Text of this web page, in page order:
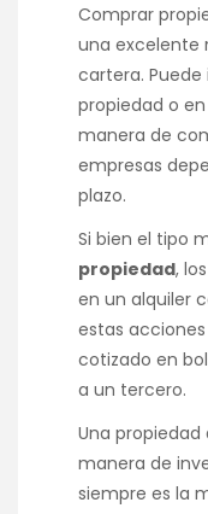
Comprar
una excelente
cartera.
propiedad o
manera de
empresas
plazo.
Si bien el tipo
propiedad,
en un alquiler
estas
cotizado en
a un tercero.
Una
manera de
siempre es la